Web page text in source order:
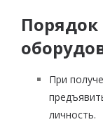
Порядок
При
личность.